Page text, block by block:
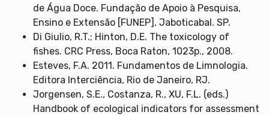
de Água Doce. Fundação de Apoio à Pesquisa,
Ensino e Extensão [FUNEP], Jaboticabal. SP.
Di Giulio, R.T.; Hinton, D.E. The toxicology of
fishes. CRC Press, Boca Raton, 1023p., 2008.
Esteves, F.A. 2011. Fundamentos de Limnologia.
Editora Interciência, Rio de Janeiro, RJ.
Jorgensen, S.E., Costanza, R., XU, F.L. (eds.)
Handbook of ecological indicators for assessment